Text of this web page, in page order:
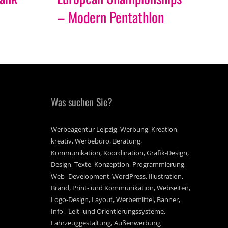
– Modern Pentathlon
Was suchen Sie?
Werbeagentur Leipzig, Werbung, Kreation,
kreativ, Werbebüro, Beratung,
Kommunikation, Koordination, Grafik-Design,
Design, Texte, Konzeption, Programmierung,
Web- Development, WordPress, Illustration,
Brand, Print- und Kommunikation, Webseiten,
Logo-Design, Layout, Werbemittel, Banner,
Info-, Leit- und Orientierungssysteme,
Fahrzeuggestaltung, Außenwerbung